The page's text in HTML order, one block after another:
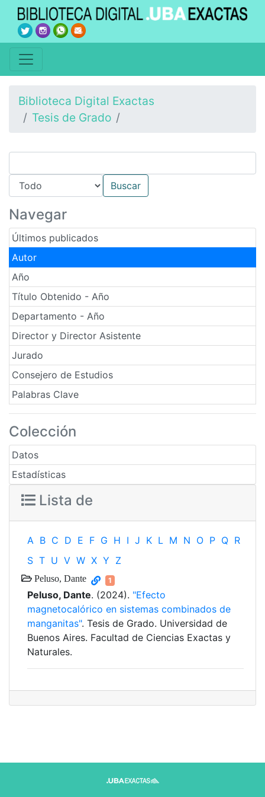
Biblioteca Digital Exactas
Tesis de Grado
Navegar
Últimos publicados
Autor
Año
Título Obtenido - Año
Departamento - Año
Director y Director Asistente
Jurado
Consejero de Estudios
Palabras Clave
Colección
Datos
Estadísticas
Lista de
A B C D E F G H I J K L M N O P Q R
S T U V W X Y Z
Peluso, Dante 1
Peluso, Dante. (2024). "Efecto
magnetocalórico en sistemas combinados de
manganitas". Tesis de Grado. Universidad de
Buenos Aires. Facultad de Ciencias Exactas y
Naturales.